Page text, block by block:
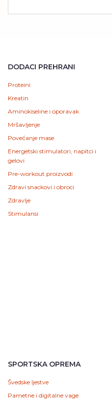
DODACI PREHRANI
Proteini
Kreatin
Aminokiseline i oporavak
Mršavljenje
Povećanje mase
Energetski stimulatori, napitci i
gelovi
Pre-workout proizvodi
Zdravi snackovi i obroci
Zdravlje
Stimulansi
SPORTSKA OPREMA
Švedske ljestve
Pametne i digitalne vage